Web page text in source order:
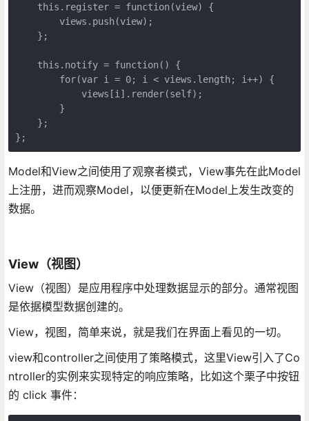
    this.register = function(view) {
        views.push(view);
    };
    this.notify = function() {
        for(var i = 0; i < views.length; i++) {
            views[i].render(self);
        }
    };
};
Model和View之间使用了观察者模式，View事先在此Model
上注册，进而观察Model，以便更新在Model上发生改变的
数据。
View（视图）
View（视图）是应用程序中处理数据显示的部分。通常视图
是依据模型数据创建的。
View，视图，简单来说，就是我们在界面上看见的一切。
view和controller之间使用了策略模式，这里View引入了Co
ntroller的实例来实现特定的响应策略，比如这个栗子中按钮
的 click 事件：